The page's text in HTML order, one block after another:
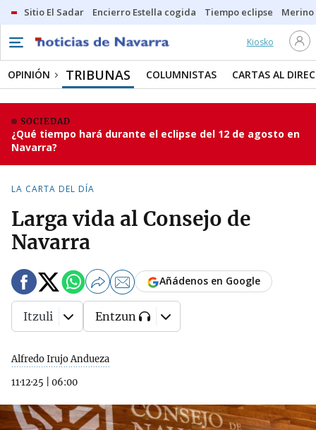
Sitio El Sadar Encierro Estella cogida Tiempo eclipse
Kiosko
OPINIÓN TRIBUNAS COLUMNISTAS CARTAS AL
SOCIEDAD
¿Qué tiempo hará durante el eclipse del 12 de agosto en
Navarra?
LA CARTA DEL DÍA
Larga vida al Consejo de
Navarra
Alfredo Irujo Andueza
11·12·25
06:00
Añádenos en Google
Itzuli Entzun